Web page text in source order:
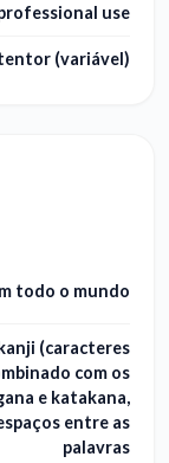
use
(variável)
todo o mundo
(caracteres
com os
e katakana,
entre as
palavras